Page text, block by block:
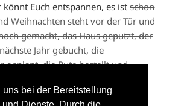
bei der Bereitstellung
könnt Euch entspannen, es istschon
Weihnachten steht vor der Tür und
gemacht, das Haus geputzt, der
Jahr gebucht, die
geplant, die Pute bestellt und…